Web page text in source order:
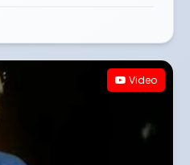
Video